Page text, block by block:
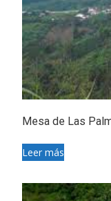
Mesa de Las
Leer más